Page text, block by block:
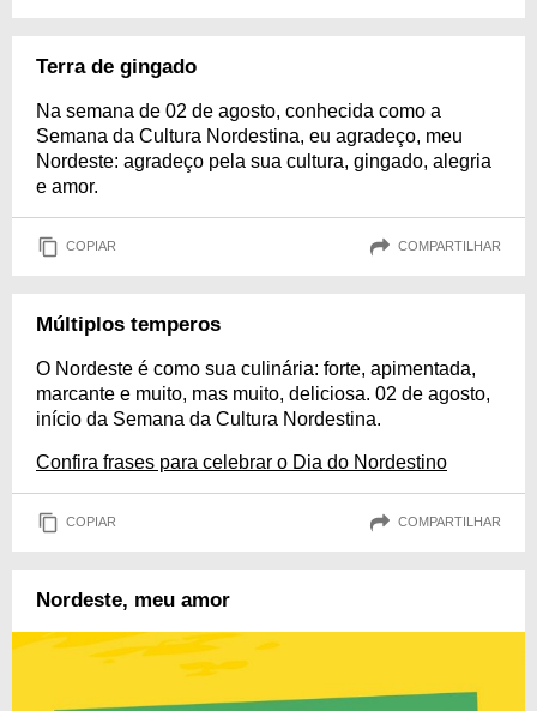
Terra de gingado
Na semana de 02 de agosto, conhecida como a
Semana da Cultura Nordestina, eu agradeço, meu
Nordeste: agradeço pela sua cultura, gingado, alegria
e amor.
COPIAR COMPARTILHAR
Múltiplos temperos
O Nordeste é como sua culinária: forte, apimentada,
marcante e muito, mas muito, deliciosa. 02 de agosto,
início da Semana da Cultura Nordestina.
Confira frases para celebrar o Dia do Nordestino
COPIAR COMPARTILHAR
Nordeste, meu amor